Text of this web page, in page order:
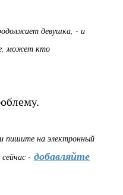
девушка, - и
может кто
пишите на электронный
- добавляйте